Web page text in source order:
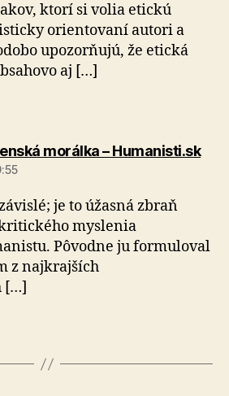
ktorí si volia etickú
orientovaní autori a
upozorňujú, že etická
aj […]
morálka – Humanisti.sk
je to úžasná zbraň
myslenia
Pôvodne ju formuloval
z najkrajších
[…]